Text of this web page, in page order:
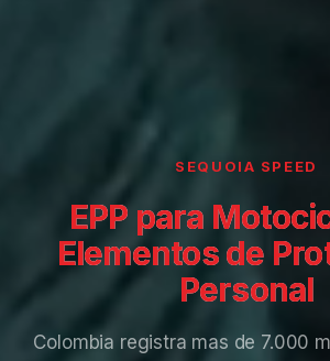
SEQUOIA SPEED
EPP para
Elementos de
Personal
Colombia registra mas de 7.000